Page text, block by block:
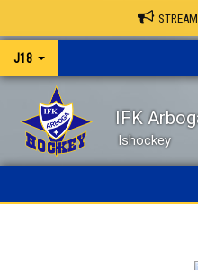
J18
IFK
Ishockey